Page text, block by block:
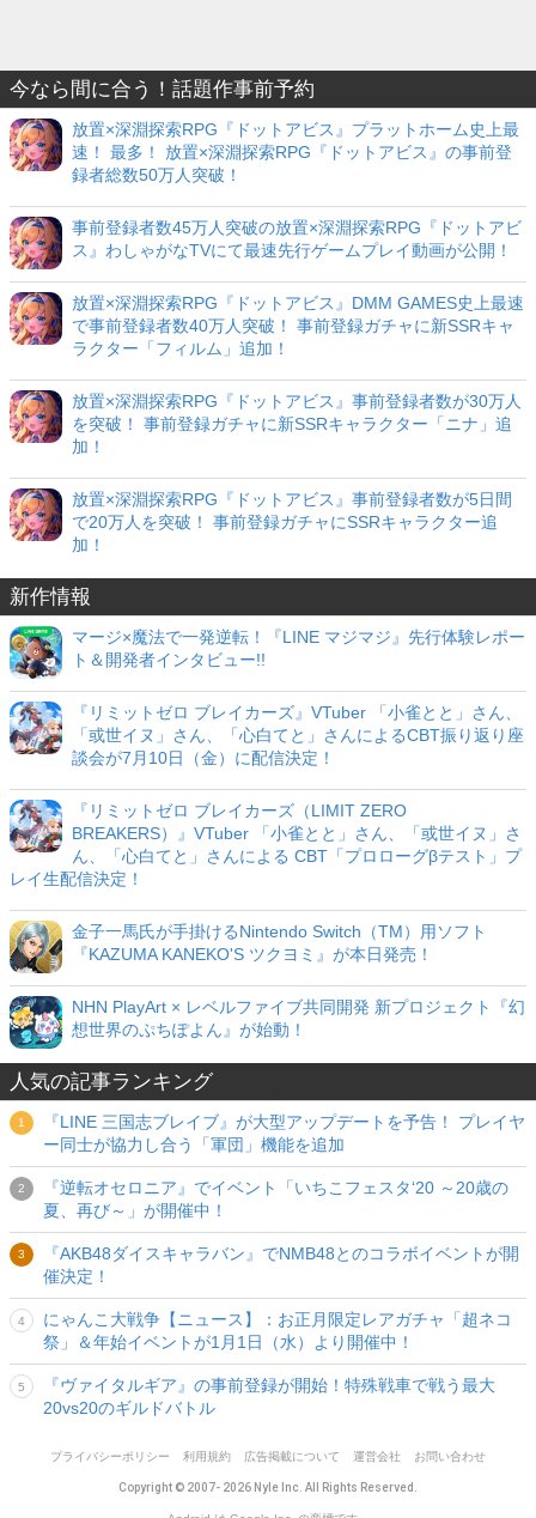
今なら間に合う！話題作事前予約
放置×深淵探索RPG『ドットアビス』プラットホーム史上最
速！ 最多！ 放置×深淵探索RPG『ドットアビス』の事前登
録者総数50万人突破！
事前登録者数45万人突破の放置×深淵探索RPG『ドットアビ
ス』わしゃがなTVにて最速先行ゲームプレイ動画が公開！
放置×深淵探索RPG『ドットアビス』DMM GAMES史上最速
で事前登録者数40万人突破！ 事前登録ガチャに新SSRキャ
ラクター「フィルム」追加！
放置×深淵探索RPG『ドットアビス』事前登録者数が30万人
を突破！ 事前登録ガチャに新SSRキャラクター「ニナ」追
加！
放置×深淵探索RPG『ドットアビス』事前登録者数が5日間
で20万人を突破！ 事前登録ガチャにSSRキャラクター追
加！
新作情報
マージ×魔法で一発逆転！『LINE マジマジ』先行体験レポー
ト＆開発者インタビュー!!
『リミットゼロ ブレイカーズ』VTuber 「小雀とと」さん、
「或世イヌ」さん、「心白てと」さんによるCBT振り返り座
談会が7月10日（金）に配信決定！
『リミットゼロ ブレイカーズ（LIMIT ZERO
BREAKERS）』VTuber 「小雀とと」さん、「或世イヌ」さ
ん、「心白てと」さんによる CBT「プロローグβテスト」プ
レイ生配信決定！
金子一馬氏が手掛けるNintendo Switch（TM）用ソフト
『KAZUMA KANEKO'S ツクヨミ』が本日発売！
NHN PlayArt × レベルファイブ共同開発 新プロジェクト『幻
想世界のぷちぽよん』が始動！
人気の記事ランキング
『LINE 三国志ブレイブ』が大型アップデートを予告！ プレイヤ
ー同士が協力し合う「軍団」機能を追加
『逆転オセロニア』でイベント「いちこフェスタ‘20 ～20歳の
夏、再び～」が開催中！
『AKB48ダイスキャラバン』でNMB48とのコラボイベントが開
催決定！
にゃんこ大戦争【ニュース】：お正月限定レアガチャ「超ネコ
祭」＆年始イベントが1月1日（水）より開催中！
『ヴァイタルギア』の事前登録が開始！特殊戦車で戦う最大
20vs20のギルドバトル
プライバシーポリシー 利用規約 広告掲載について 運営会社 お問い合わせ
Copyright © 2007- 2026 Nyle Inc. All Rights Reserved.